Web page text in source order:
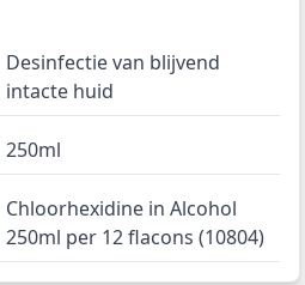
Desinfectie van blijvend
intacte huid
250ml
Chloorhexidine in Alcohol
250ml per 12 flacons (10804)